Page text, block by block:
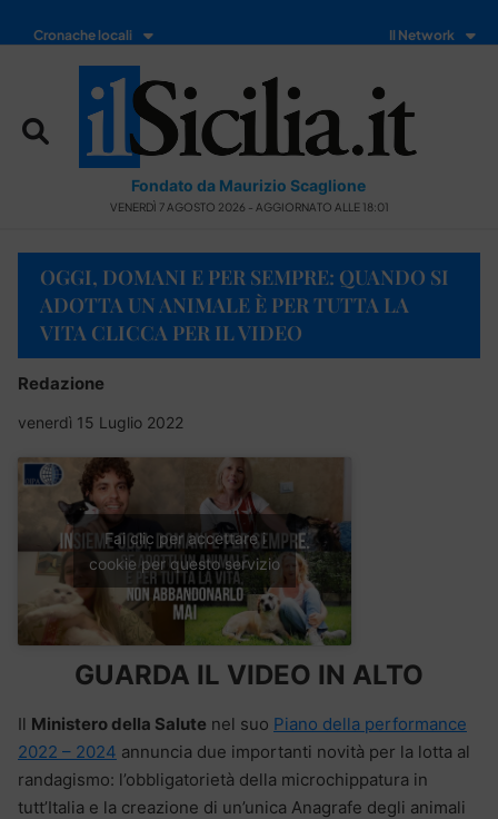
Cronache locali Il Network
Fondato da Maurizio Scaglione
VENERDÌ 7 AGOSTO 2026 - AGGIORNATO ALLE 18:01
OGGI, DOMANI E PER SEMPRE: QUANDO SI
ADOTTA UN ANIMALE È PER TUTTA LA
VITA CLICCA PER IL VIDEO
Redazione
venerdì 15 Luglio 2022
Fai clic per accettare i
cookie per questo servizio
GUARDA IL VIDEO IN ALTO
Il Ministero della Salute nel suo Piano della performance
2022 – 2024 annuncia due importanti novità per la lotta al
randagismo: l’obbligatorietà della microchippatura in
tutt’Italia e la creazione di un’unica Anagrafe degli animali